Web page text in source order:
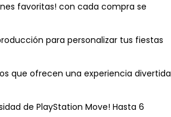
favoritas! con cada compra se
para personalizar tus fiestas
que ofrecen una experiencia divertida
de PlayStation Move! Hasta 6